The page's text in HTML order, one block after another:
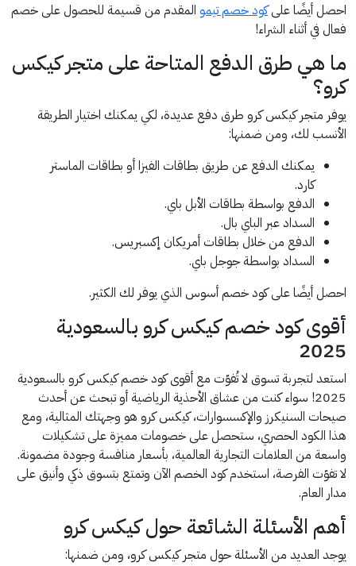
احصل أيضًا علىكود خصم تيمو المقدم من قسيمة للحصول على خصم
فعال في أثناء الشراء!
ما هي طرق الدفع المتاحة على متجر كيكس
كرو؟
يوفر متجر كيكس كرو طرق دفع عديدة، لكي يمكنك اختيار الطريقة
الأنسب لك، ومن ضمنها:
يمكنك الدفع عن طريق بطاقات الفيزا أو بطاقات الماستر
كارد.
الدفع بواسطة بطاقات الأبل باي.
السداد عبر الباي بال.
الدفع من خلال بطاقات أمريكان إكسبريس.
السداد بواسطة جوجل باي.
احصل أيضًا على كود خصم أسوس الذي يوفر لك الكثير.
أقوى كود خصم كيكس كرو بالسعودية
2025
استعد لتجربة تسوق لا تُفوّت مع أقوى كود خصم كيكس كرو بالسعودية
2025! سواء كنت من عشاق الأحذية الرياضية أو تبحث عن أحدث
صيحات السنيكرز والإكسسوارات، كيكس كرو هو وجهتك المثالية، ومع
هذا الكود الحصري، ستحصل على خصومات مميزة على تشكيلات
واسعة من العلامات التجارية العالمية، بأسعار منافسة وجودة مضمونة.
لا تفوّت الفرصة، استخدم كود الخصم الآن وتمتع بتسوق ذكي وأنيق على
مدار العام.
أهم الأسئلة الشائعة حول كيكس كرو
يوجد العديد من الأسئلة حول متجر كيكس كرو، ومن ضمنها: